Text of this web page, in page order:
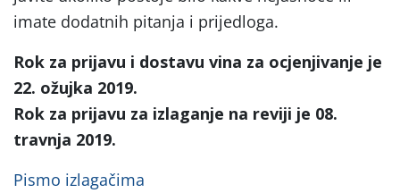
imate dodatnih pitanja i prijedloga.
Rok za prijavu i dostavu vina za ocjenjivanje je
22. ožujka 2019.
Rok za prijavu za izlaganje na reviji je 08.
travnja 2019.
Pismo izlagačima